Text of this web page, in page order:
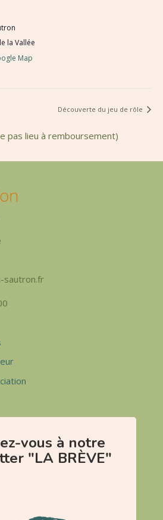
la Vallée
Map
Découverte du jeu de rôle
pas lieu à remboursement)
sautron.fr
vous à notre
"LA BRÈVE"